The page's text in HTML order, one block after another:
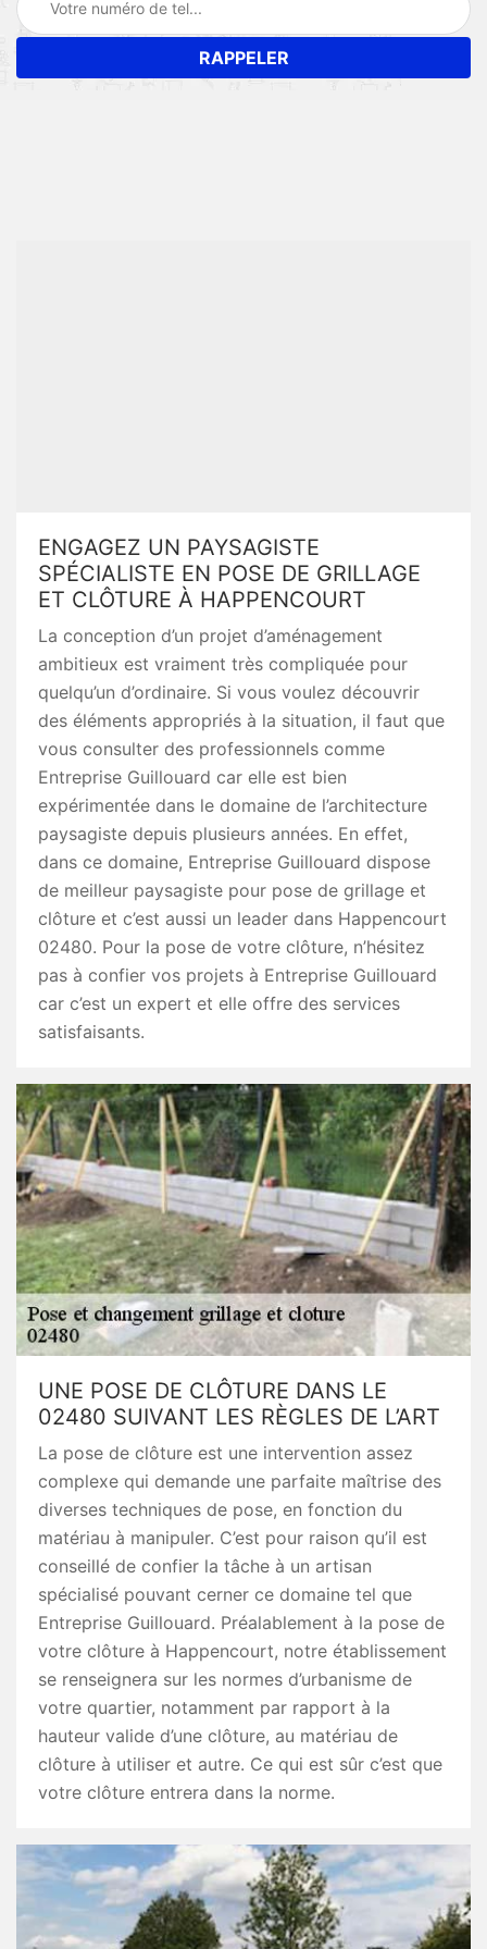
ENGAGEZ UN PAYSAGISTE
SPÉCIALISTE EN POSE DE GRILLAGE
ET CLÔTURE À HAPPENCOURT
La conception d’un projet d’aménagement
ambitieux est vraiment très compliquée pour
quelqu’un d’ordinaire. Si vous voulez découvrir
des éléments appropriés à la situation, il faut que
vous consulter des professionnels comme
Entreprise Guillouard car elle est bien
expérimentée dans le domaine de l’architecture
paysagiste depuis plusieurs années. En effet,
dans ce domaine, Entreprise Guillouard dispose
de meilleur paysagiste pour pose de grillage et
clôture et c’est aussi un leader dans Happencourt
02480. Pour la pose de votre clôture, n’hésitez
pas à confier vos projets à Entreprise Guillouard
car c’est un expert et elle offre des services
satisfaisants.
UNE POSE DE CLÔTURE DANS LE
02480 SUIVANT LES RÈGLES DE L’ART
La pose de clôture est une intervention assez
complexe qui demande une parfaite maîtrise des
diverses techniques de pose, en fonction du
matériau à manipuler. C’est pour raison qu’il est
conseillé de confier la tâche à un artisan
spécialisé pouvant cerner ce domaine tel que
Entreprise Guillouard. Préalablement à la pose de
votre clôture à Happencourt, notre établissement
se renseignera sur les normes d’urbanisme de
votre quartier, notamment par rapport à la
hauteur valide d’une clôture, au matériau de
clôture à utiliser et autre. Ce qui est sûr c’est que
votre clôture entrera dans la norme.